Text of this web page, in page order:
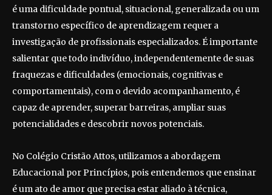
é uma dificuldade pontual, situacional, generalizada ou um
transtorno específico de aprendizagem requer a
investigação de profissionais especializados. É importante
salientar que todo indivíduo, independentemente de suas
fraquezas e dificuldades (emocionais, cognitivas e
comportamentais), com o devido acompanhamento, é
capaz de aprender, superar barreiras, ampliar suas
potencialidades e descobrir novos potenciais.
No Colégio Cristão Attos, utilizamos a abordagem
Educacional por Princípios, pois entendemos que ensinar
é um ato de amor que precisa estar aliado à técnica,